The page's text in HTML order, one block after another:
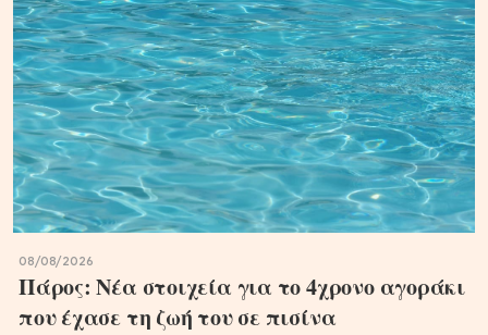
08/08/2026
Πάρος: Νέα στοιχεία για το 4χρονο αγοράκι
που έχασε τη ζωή του σε πισίνα